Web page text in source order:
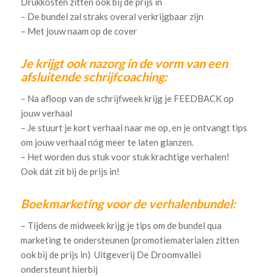
– De bundel zal straks overal verkrijgbaar zijn
– Met jouw naam op de cover
Je krijgt ook nazorg in de vorm van een
afsluitende schrijfcoaching:
– Na afloop van de schrijfweek krijg je FEEDBACK op
jouw verhaal
– Je stuurt je kort verhaal naar me op, en je ontvangt tips
om jouw verhaal nóg meer te laten glanzen.
– Het worden dus stuk voor stuk krachtige verhalen!
Ook dát zit bij de prijs in!
Boekmarketing voor de verhalenbundel:
– Tijdens de midweek krijg je tips om de bundel qua
marketing te ondersteunen (promotiematerialen zitten
ook bij de prijs in) Uitgeverij De Droomvallei
ondersteunt hierbij